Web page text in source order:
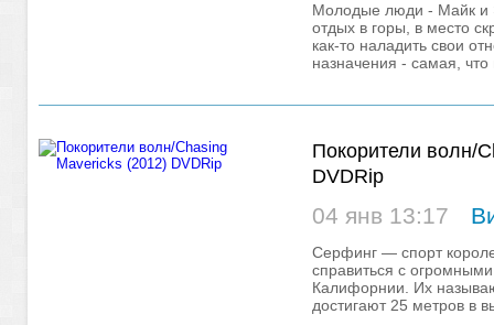
Молодые люди - Майк и
отдых в горы, в место
как-то наладить свои
назначения - самая, что
Покорители волн/
DVDRip
04 янв 13:17
Серфинг — спорт
справиться с
Калифорнии. Их
достигают 25 метров в